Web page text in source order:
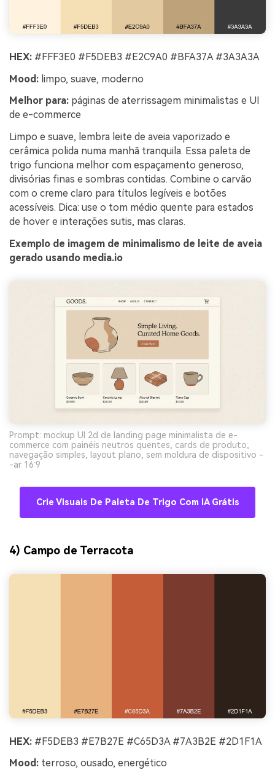
HEX: #FFF3E0 #F5DEB3 #E2C9A0 #BFA37A #3A3A3A
Mood: limpo, suave, moderno
Melhor para: páginas de aterrissagem minimalistas e UI
de e-commerce
Limpo e suave, lembra leite de aveia vaporizado e
cerâmica polida numa manhã tranquila. Essa paleta de
trigo funciona melhor com espaçamento generoso,
divisórias finas e sombras contidas. Combine o carvão
com o creme claro para títulos legíveis e botões
acessíveis. Dica: use o tom médio quente para estados
de hover e interações sutis, mas claras.
Exemplo de imagem de minimalismo de leite de aveia
gerado usando media.io
Prompt: mockup UI 2d de landing page minimalista de e-
commerce com painéis neutros quentes, cards de produto,
navegação simples, layout plano, sem moldura de dispositivo -
-ar 16:9
Crie Visuais De Paleta De Trigo Com IA Grátis
4) Campo de Terracota
HEX: #F5DEB3 #E7B27E #C65D3A #7A3B2E #2D1F1A
Mood: terroso, ousado, energético